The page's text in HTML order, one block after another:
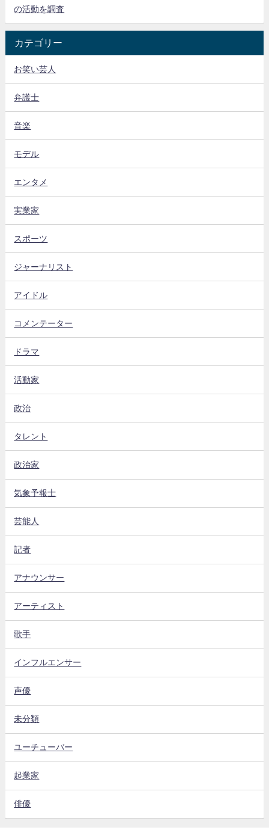
の活動を調査
カテゴリー
お笑い芸人
弁護士
音楽
モデル
エンタメ
実業家
スポーツ
ジャーナリスト
アイドル
コメンテーター
ドラマ
活動家
政治
タレント
政治家
気象予報士
芸能人
記者
アナウンサー
アーティスト
歌手
インフルエンサー
声優
未分類
ユーチューバー
起業家
俳優